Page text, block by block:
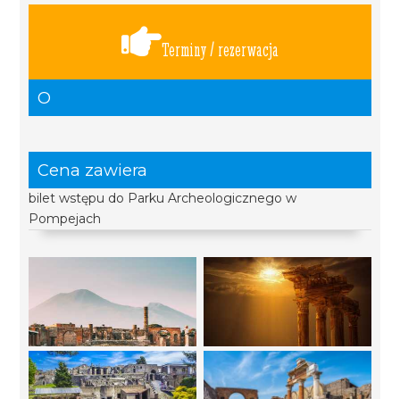
Terminy / rezerwacja
O
Cena zawiera
bilet wstępu do Parku Archeologicznego w
Pompejach